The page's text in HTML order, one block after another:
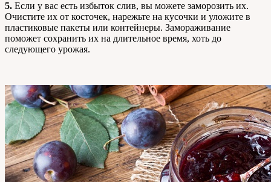
5. Если у вас есть избыток слив, вы можете заморозить их.
Очистите их от косточек, нарежьте на кусочки и уложите в
пластиковые пакеты или контейнеры. Замораживание
поможет сохранить их на длительное время, хоть до
следующего урожая.